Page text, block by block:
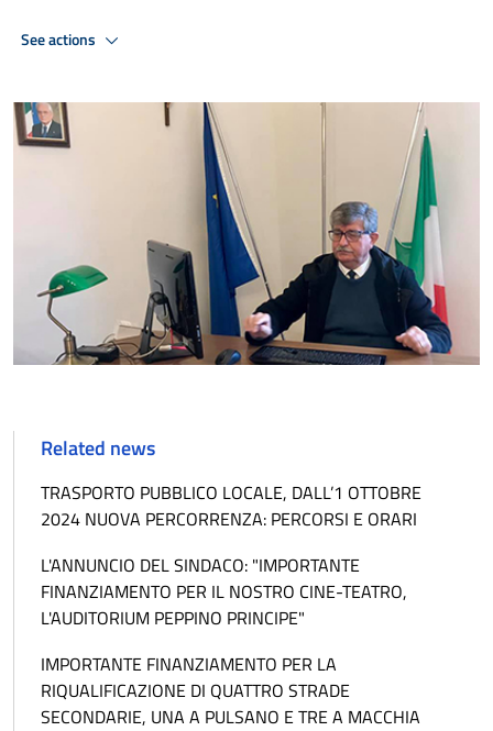
See actions
Related news
TRASPORTO PUBBLICO LOCALE, DALL’1 OTTOBRE
2024 NUOVA PERCORRENZA: PERCORSI E ORARI
L'ANNUNCIO DEL SINDACO: "IMPORTANTE
FINANZIAMENTO PER IL NOSTRO CINE-TEATRO,
L'AUDITORIUM PEPPINO PRINCIPE"
IMPORTANTE FINANZIAMENTO PER LA
RIQUALIFICAZIONE DI QUATTRO STRADE
SECONDARIE, UNA A PULSANO E TRE A MACCHIA